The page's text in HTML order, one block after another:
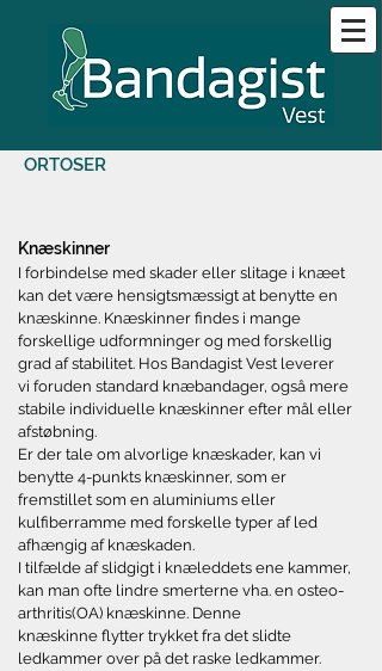
ORTOSER
Knæskinner
I forbindelse med skader eller slitage i knæet
kan det være hensigtsmæssigt at benytte en
knæskinne. Knæskinner findes i mange
forskellige udformninger og med forskellig
grad af stabilitet. Hos Bandagist Vest leverer
vi foruden standard knæbandager, også mere
stabile individuelle knæskinner efter mål eller
afstøbning.
Er der tale om alvorlige knæskader, kan vi
benytte 4-punkts knæskinner, som er
fremstillet som en aluminiums eller
kulfiberramme med forskelle typer af led
afhængig af knæskaden.
I tilfælde af slidgigt i knæleddets ene kammer,
kan man ofte lindre smerterne vha. en osteo-
arthritis(OA) knæskinne. Denne
knæskinne flytter trykket fra det slidte
ledkammer over på det raske ledkammer.